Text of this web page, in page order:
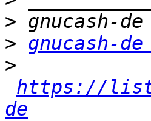
>
> gnucash-
>
https://
de